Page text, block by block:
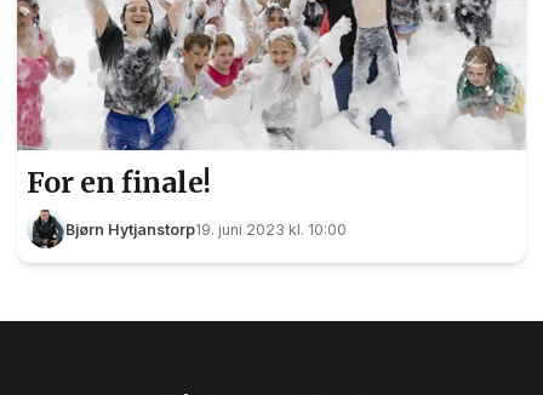
For en finale!
Bjørn Hytjanstorp19. juni 2023 kl. 10:00